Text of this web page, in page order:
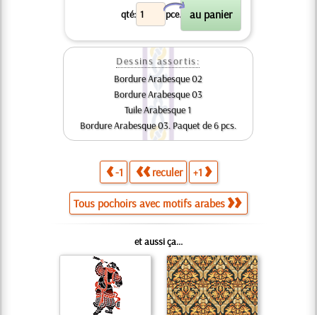
qté: pce.
X
Dessins assortis:
Bordure Arabesque 02
Bordure Arabesque 03
Tuile Arabesque 1
Bordure Arabesque 03. Paquet de 6 pcs.
-1 reculer +1
Tous pochoirs avec motifs arabes
et aussi ça...